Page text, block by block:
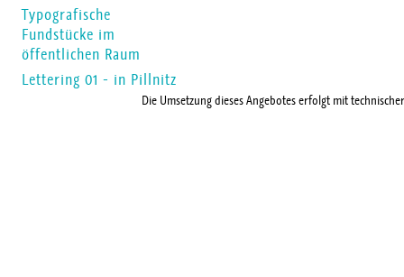
Typografische
Fundstücke im
öffentlichen Raum
Lettering 01 - in Pillnitz
Die Umsetzung dieses Angebotes erfolgt mit